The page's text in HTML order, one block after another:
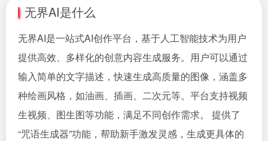
无界AI是什么
无界AI是一站式AI创作平台，基于人工智能技术为用户
提供高效、多样化的创意内容生成服务。用户可以通过
输入简单的文字描述，快速生成高质量的图像，涵盖多
种绘画风格，如油画、插画、二次元等。平台支持视频
生视频、图生图等功能，满足不同创作需求。 提供了
“咒语生成器”功能，帮助新手激发灵感，生成更具体的